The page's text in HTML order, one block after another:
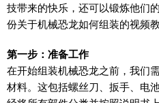
技带来的快乐，还可以锻炼他们
份关于机械恐龙如何组装的视频
第一步：准备工作
在开始组装机械恐龙之前，我们
材料。这包括螺丝刀、扳手、电